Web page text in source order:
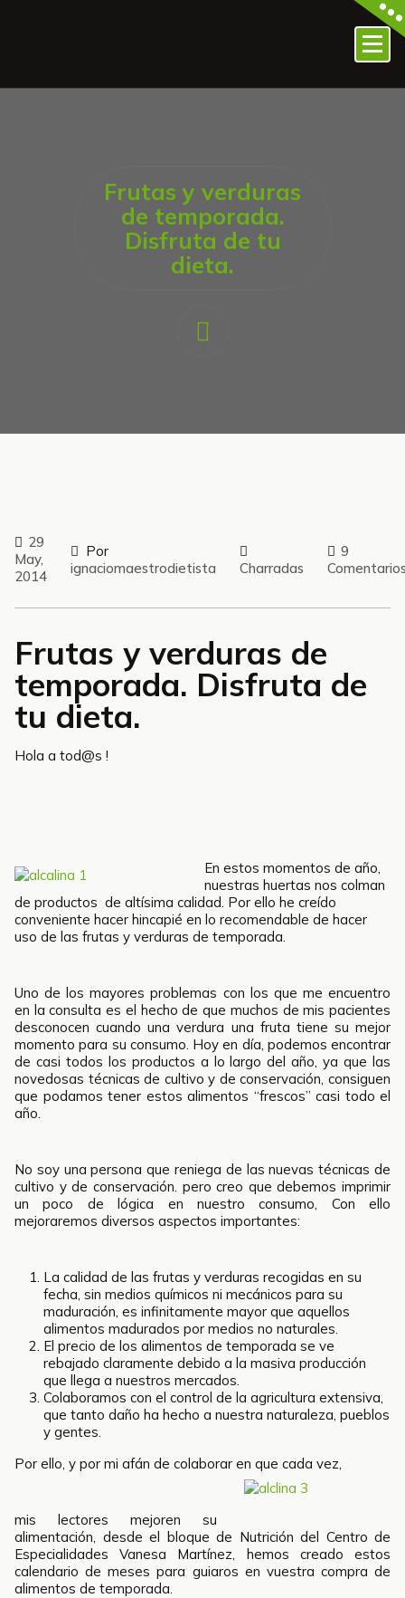
Frutas y verduras
de temporada.
Disfruta de tu
dieta.
29
May,
2014
Por
ignaciomaestrodietista
Charradas
9
Frutas y verduras de
temporada. Disfruta de
tu dieta.
Hola a tod@s !
En estos momentos de año,
nuestras huertas nos colman
de productos de altísima calidad. Por ello he creído
conveniente hacer hincapié en lo recomendable de hacer
uso de las frutas y verduras de temporada.
Uno de los mayores problemas con los que me encuentro
en la consulta es el hecho de que muchos de mis pacientes
desconocen cuando una verdura una fruta tiene su mejor
momento para su consumo. Hoy en día, podemos encontrar
de casi todos los productos a lo largo del año, ya que las
novedosas técnicas de cultivo y de conservación, consiguen
que podamos tener estos alimentos “frescos” casi todo el
año.
No soy una persona que reniega de las nuevas técnicas de
cultivo y de conservación. pero creo que debemos imprimir
un poco de lógica en nuestro consumo, Con ello
mejoraremos diversos aspectos importantes:
La calidad de las frutas y verduras recogidas en su
fecha, sin medios químicos ni mecánicos para su
maduración, es infinitamente mayor que aquellos
alimentos madurados por medios no naturales.
El precio de los alimentos de temporada se ve
rebajado claramente debido a la masiva producción
que llega a nuestros mercados.
Colaboramos con el control de la agricultura extensiva,
que tanto daño ha hecho a nuestra naturaleza, pueblos
y gentes.
Por ello, y por mi afán de colaborar en que cada vez,
mis lectores mejoren su
alimentación, desde el bloque de Nutrición del Centro de
Especialidades Vanesa Martínez, hemos creado estos
calendario de meses para guiaros en vuestra compra de
alimentos de temporada.